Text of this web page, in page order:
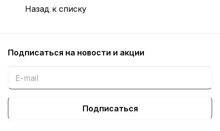
Назад к списку
Подписаться на новости и акции
Подписаться